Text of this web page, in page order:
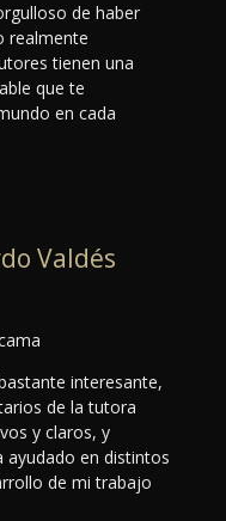
de haber
realmente
tienen una
que te
en cada
Valdés
interesante,
de la tutora
y claros, y
ayudado en distintos
de mi trabajo